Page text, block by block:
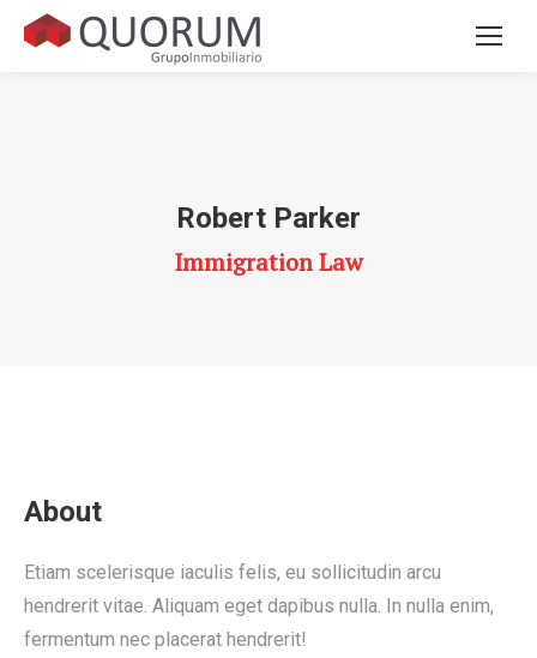
Robert Parker
Immigration Law
About
Etiam scelerisque iaculis felis, eu sollicitudin arcu
hendrerit vitae. Aliquam eget dapibus nulla. In nulla enim,
fermentum nec placerat hendrerit!